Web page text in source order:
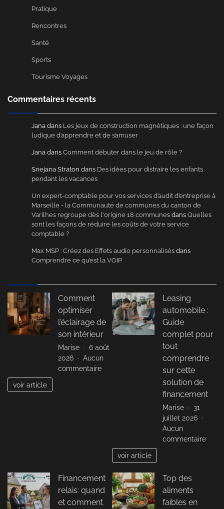
Pratique
Rencontres
Santé
Sports
Tourisme Voyages
Commentaires récents
Jana dans Les jeux de construction magnétiques : une façon
ludique d’apprendre et de s’amuser
Jana dans Comment débuter dans le jeu de rôle ?
Snejana Straton dans Des idées pour distraire les enfants
pendant les vacances
Un expert-comptable pour vos services d’audit d’entreprise à
Marseille - la Communauté de communes du canton de
Varilhes regroupe dès l'origine 18 communes dans Quelles
sont les façons de réduire les coûts de votre service
comptable ?
Max MSP : Créez des Effets audio personnalisés dans
Comprendre ce qu’est la VOIP
Comment
optimiser
l’éclairage de
son intérieur
Marise
6 août
2026
Aucun
commentairesur
voir article
Leasing
automobile :
Guide
complet pour
tout
comprendre
sur cette
solution de
financement
Marise
31
juillet 2026
Aucun
commentairesur
voir article
Financement
relais: quand
et comment
Top des
aliments
faibles en